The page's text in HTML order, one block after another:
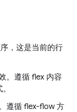
，这是当前的行
。遵循 flex 内容
遵循 flex-flow 方